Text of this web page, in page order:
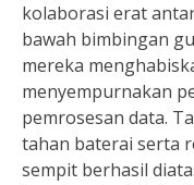
kolaborasi erat
bawah bimbingan
mereka
menyempurnakan
pemrosesan data.
tahan baterai serta
sempit berhasil